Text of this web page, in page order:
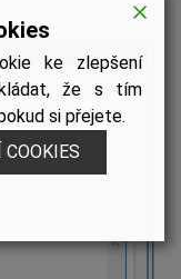
ke zlepšení
že s tím
si přejete.
COOKIES